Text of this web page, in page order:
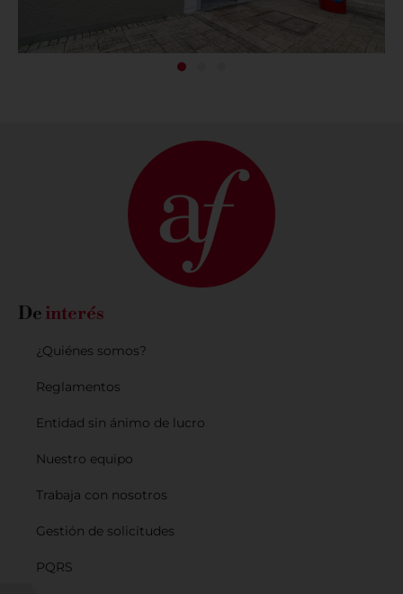
De interés
¿Quiénes somos?
Reglamentos
Entidad sin ánimo de lucro
Nuestro equipo
Trabaja con nosotros
Gestión de solicitudes
PQRS